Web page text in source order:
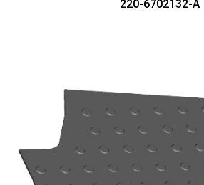
220-6702132-А